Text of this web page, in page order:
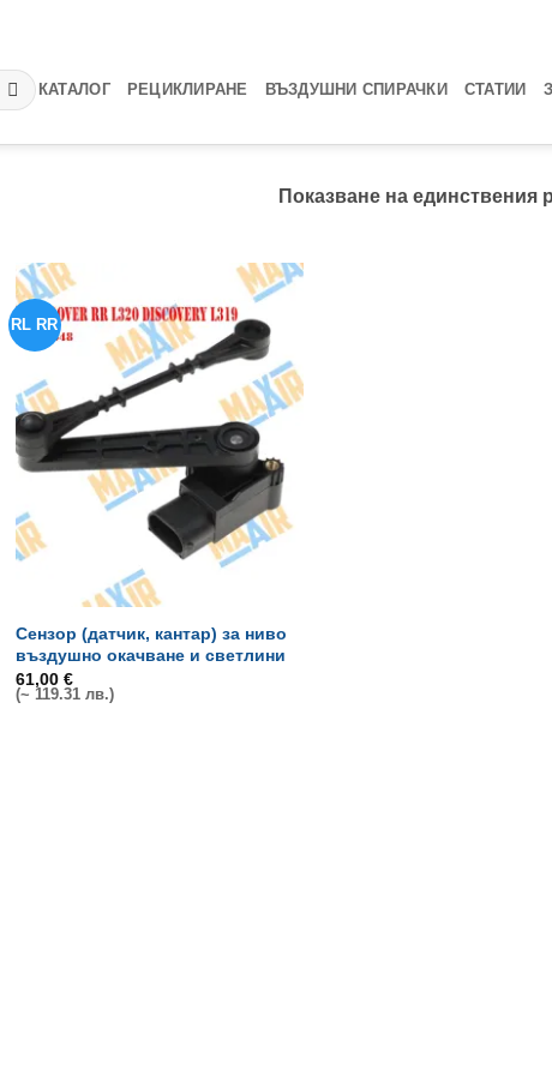
КАТАЛОГ РЕЦИКЛИРАНЕ ВЪЗДУШНИ СПИРАЧКИ СТАТИИ
Показване на единствения
RL RR
Сензор (датчик, кантар) за ниво
въздушно окачване и светлини
61,00€
(~ 119.31 лв.)